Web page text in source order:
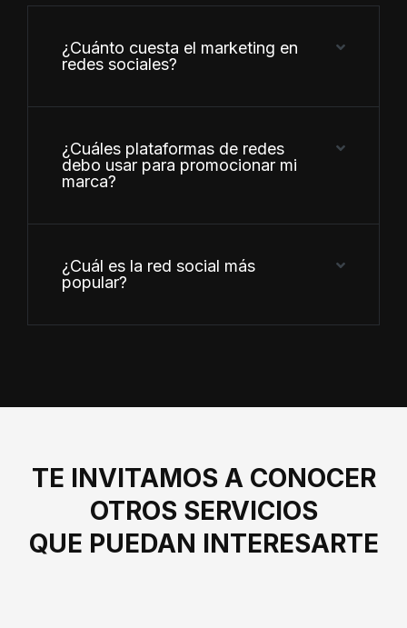
¿Cuánto cuesta el marketing en
redes sociales?
¿Cuáles plataformas de redes
debo usar para promocionar mi
marca?
¿Cuál es la red social más
popular?
TE INVITAMOS A CONOCER
OTROS SERVICIOS
QUE PUEDAN INTERESARTE